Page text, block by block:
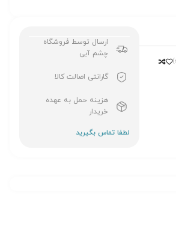
ارسال توسط فروشگاه
چشم آبی
گارانتی اصالت کالا
هزینه حمل به عهده
خریدار